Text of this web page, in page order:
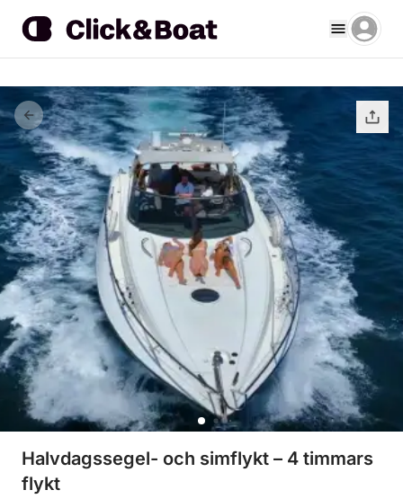
Halvdagssegel- och simflykt – 4 timmars
flykt